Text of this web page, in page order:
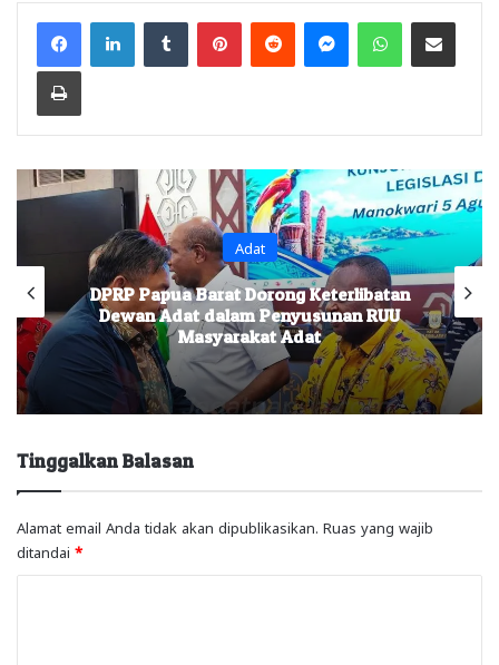
FacebookLinkedInTumblr PinterestReddit MessengerWhatsAppShare via Email
Print
Adat
DPRP Papua Barat Dorong Keterlibatan
Dewan Adat dalam Penyusunan RUU
Masyarakat Adat
Tinggalkan Balasan
Alamat email Anda tidak akan dipublikasikan. Ruas yang wajib
ditandai *